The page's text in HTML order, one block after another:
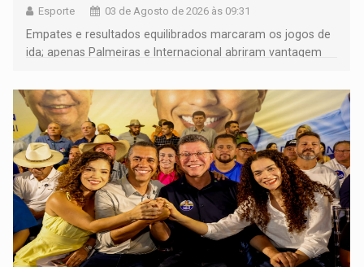
Esporte 03 de Agosto de 2026 às 09:31
Empates e resultados equilibrados marcaram os jogos de
ida; apenas Palmeiras e Internacional abriram vantagem